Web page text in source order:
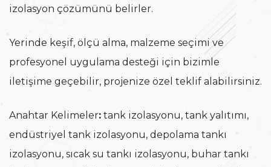
izolasyon çözümünü belirler.
Yerinde keşif, ölçü alma, malzeme seçimi ve
profesyonel uygulama desteği için bizimle
iletişime geçebilir, projenize özel teklif alabilirsiniz.
Anahtar Kelimeler: tank izolasyonu, tank yalıtımı,
endüstriyel tank izolasyonu, depolama tankı
izolasyonu, sıcak su tankı izolasyonu, buhar tankı